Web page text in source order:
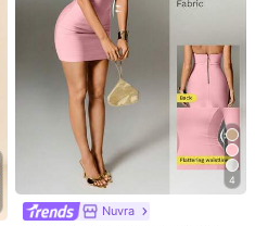
Sunnyshic
僅剩1件
HK$ 149.00
4
Nuvra